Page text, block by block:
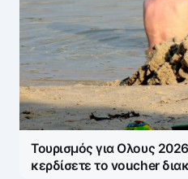
Τουρισμός για Ολους
κερδίσετε το voucher